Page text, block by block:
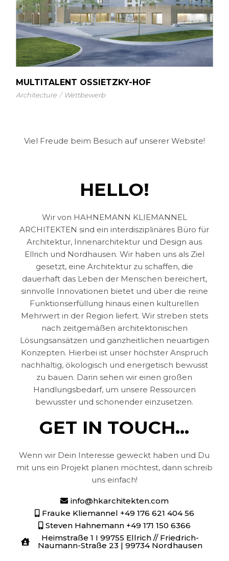
MULTITALENT OSSIETZKY-HOF
Architecture Wettbewerb
Viel Freude beim Besuch auf unserer Website!
HELLO!
Wir von HAHNEMANN KLIEMANNEL
ARCHITEKTEN sind ein interdisziplinäres Büro für
Architektur, Innenarchitektur und Design aus
Ellrich und Nordhausen. Wir haben uns als Ziel
gesetzt, eine Architektur zu schaffen, die
dauerhaft das Leben der Menschen bereichert,
sinnvolle Innovationen bietet und über die reine
Funktionserfüllung hinaus einen kulturellen
Mehrwert in der Region liefert. Wir streben stets
nach zeitgemäßen architektonischen
Lösungsansätzen und ganzheitlichen neuartigen
Konzepten. Hierbei ist unser höchster Anspruch
nachhaltig, ökologisch und energetisch bewusst
zu bauen. Darin sehen wir einen großen
Handlungsbedarf, um unsere Ressourcen
bewusster und schonender einzusetzen.
GET IN TOUCH...
Wenn wir Dein Interesse geweckt haben und Du
mit uns ein Projekt planen möchtest, dann schreib
uns einfach!
info@hkarchitekten.com
Frauke Kliemannel +49 176 621 404 56
Steven Hahnemann +49 171 150 6366
Heimstraße 1 I 99755 Ellrich // Friedrich-
Naumann-Straße 23 | 99734 Nordhausen